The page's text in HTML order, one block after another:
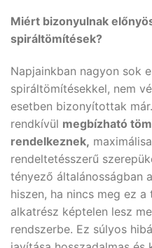
Miért bizonyulnak
spiráltömítések?
Napjainkban nagyon sok
spiráltömítésekkel, nem
esetben bizonyítottak
rendkívül megbízható
rendelkeznek,
rendeltetésszerű
tényező általánosságban
hiszen, ha nincs meg ez
alkatrész képtelen lesz
rendszerbe. Ez súlyos